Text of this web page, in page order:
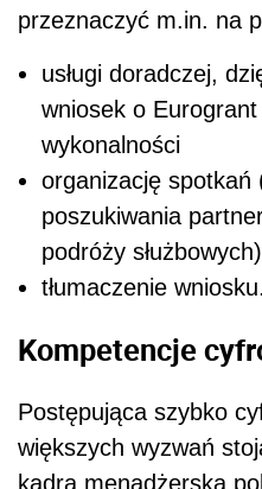
przeznaczyć m.in. na
usługi doradczej,
wniosek o
wykonalności
organizację spotkań
poszukiwania
podróży służbowych)
tłumaczenie wniosku.
Kompetencje
Postępująca szybko
większych wyzwań
kadrą menadżerską